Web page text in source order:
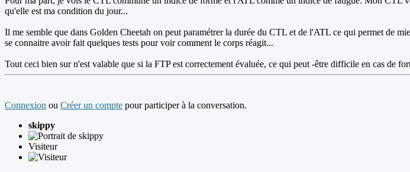
qu'elle est ma condition du jour...
Il me semble que dans Golden Cheetah on peut paramétrer la durée du CTL et de l'ATL ce qui permet de
se connaitre avoir fait quelques tests pour voir comment le corps réagit...
Tout ceci bien sur n'est valable que si la FTP est correctement évaluée, ce qui peut -être difficile en cas de
Connexion ou Créer un compte pour participer à la conversation.
skippy
Visiteur